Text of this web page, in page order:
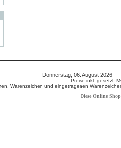
Donnerstag, 06. August
Preise inkl. gesetzl.
Warenzeichen und eingetragenen
Diese Online